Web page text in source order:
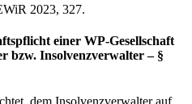
2023, 327.
einer WP-Gesellschaft
bzw. Insolvenzverwalter – §